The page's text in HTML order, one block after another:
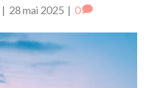
| 28 mai 2025 | 0